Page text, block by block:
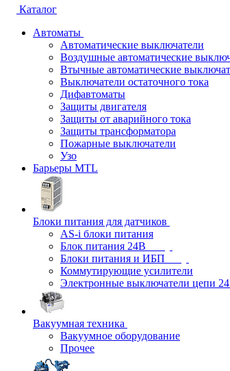
Каталог
Автоматы
Автоматические выключатели
Воздушные автоматические
Втычные автоматические
Выключатели остаточного тока
Дифавтоматы
Защиты двигателя
Защиты от аварийного тока
Защиты трансформатора
Пожарные выключатели
Узо
Барьеры MTL
Блоки питания для датчиков
AS-i блоки питания
Блок питания 24В
Блоки питания и ИБП
Коммутирующие усилители
Электронные выключатели цепи
Вакуумная техника
Вакуумное оборудование
Прочее